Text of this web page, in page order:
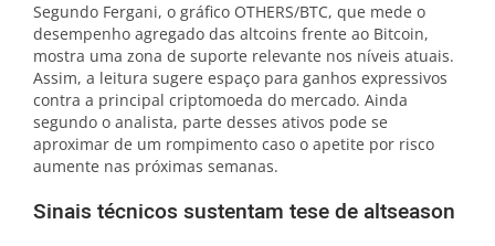
Segundo Fergani, o gráfico OTHERS/BTC, que mede o
desempenho agregado das altcoins frente ao Bitcoin,
mostra uma zona de suporte relevante nos níveis atuais.
Assim, a leitura sugere espaço para ganhos expressivos
contra a principal criptomoeda do mercado. Ainda
segundo o analista, parte desses ativos pode se
aproximar de um rompimento caso o apetite por risco
aumente nas próximas semanas.
Sinais técnicos sustentam tese de altseason